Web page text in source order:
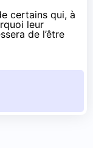
certains qui, à
leur
de l’être